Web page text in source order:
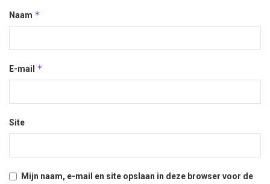
Naam *
E-mail *
Site
Mijn naam, e-mail en site opslaan in deze browser voor de